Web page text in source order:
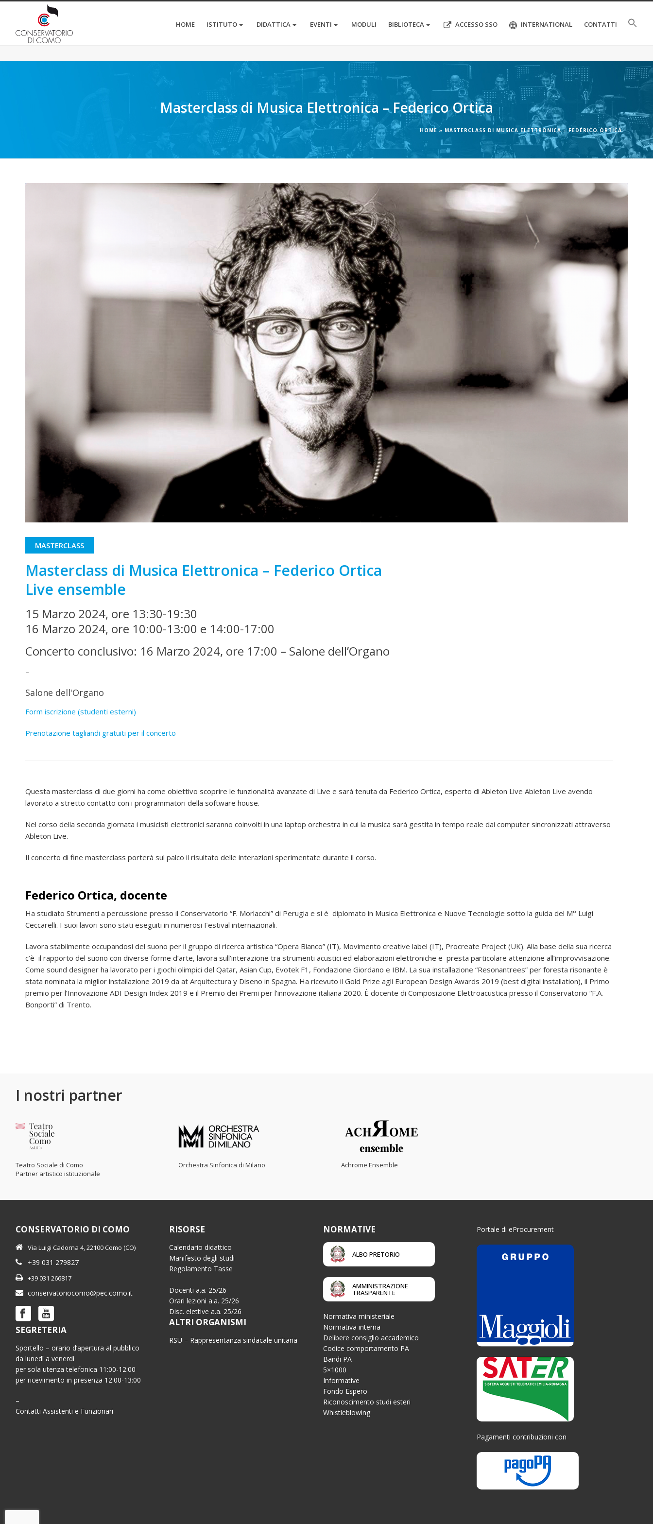
HOME ISTITUTO DIDATTICA EVENTI MODULI BIBLIOTECA ACCESSO SSO INTERNATIONAL CONTATTI
Masterclass di Musica Elettronica – Federico Ortica
HOME» MASTERCLASS DI MUSICA ELETTRONICA – FEDERICO ORTICA
MASTERCLASS
Masterclass di Musica Elettronica – Federico Ortica
Live ensemble
15 Marzo 2024, ore 13:30-19:30
16 Marzo 2024, ore 10:00-13:00 e 14:00-17:00
Concerto conclusivo: 16 Marzo 2024, ore 17:00 – Salone dell’Organo
–
Salone dell'Organo
Form iscrizione (studenti esterni)
Prenotazione tagliandi gratuiti per il concerto
Questa masterclass di due giorni ha come obiettivo scoprire le funzionalità avanzate di Live e sarà tenuta da Federico Ortica, esperto di Ableton Live Ableton Live avendo
lavorato a stretto contatto con i programmatori della software house.
Nel corso della seconda giornata i musicisti elettronici saranno coinvolti in una laptop orchestra in cui la musica sarà gestita in tempo reale dai computer sincronizzati attraverso
Ableton Live.
Il concerto di fine masterclass porterà sul palco il risultato delle interazioni sperimentate durante il corso.
Federico Ortica, docente
Ha studiato Strumenti a percussione presso il Conservatorio “F. Morlacchi” di Perugia e si è diplomato in Musica Elettronica e Nuove Tecnologie sotto la guida del M° Luigi
Ceccarelli. I suoi lavori sono stati eseguiti in numerosi Festival internazionali.
Lavora stabilmente occupandosi del suono per il gruppo di ricerca artistica “Opera Bianco” (IT), Movimento creative label (IT), Procreate Project (UK). Alla base della sua ricerca
c’è il rapporto del suono con diverse forme d’arte, lavora sull’interazione tra strumenti acustici ed elaborazioni elettroniche e presta particolare attenzione all’improvvisazione.
Come sound designer ha lavorato per i giochi olimpici del Qatar, Asian Cup, Evotek F1, Fondazione Giordano e IBM. La sua installazione “Resonantrees” per foresta risonante è
stata nominata la miglior installazione 2019 da at Arquitectura y Diseno in Spagna. Ha ricevuto il Gold Prize agli European Design Awards 2019 (best digital installation), il Primo
premio per l’Innovazione ADI Design Index 2019 e il Premio dei Premi per l’innovazione italiana 2020. È docente di Composizione Elettroacustica presso il Conservatorio “F.A.
Bonporti” di Trento.
I nostri partner
Teatro Sociale di Como
Partner artistico istituzionale
Orchestra Sinfonica di Milano Achrome Ensemble
CONSERVATORIO DI COMO
Via Luigi Cadorna 4, 22100 Como (CO)
+39 031 279827
+39 031 266817
conservatoriocomo@pec.como.it
SEGRETERIA
Sportello – orario d’apertura al pubblico
da lunedì a venerdì
per sola utenza telefonica 11:00-12:00
per ricevimento in presenza 12:00-13:00
–
Contatti Assistenti e Funzionari
RISORSE
Calendario didattico
Manifesto degli studi
Regolamento Tasse
Docenti a.a. 25/26
Orari lezioni a.a. 25/26
Disc. elettive a.a. 25/26
ALTRI ORGANISMI
RSU – Rappresentanza sindacale unitaria
NORMATIVE
ALBO PRETORIO
AMMINISTRAZIONE
TRASPARENTE
Normativa ministeriale
Normativa interna
Delibere consiglio accademico
Codice comportamento PA
Bandi PA
5×1000
Informative
Fondo Espero
Riconoscimento studi esteri
Whistleblowing
Portale di eProcurement
Pagamenti contribuzioni con